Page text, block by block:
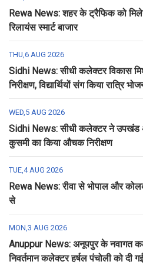
Rewa News: शहर के ट्रैफिक को
रिलायंस स्मार्ट बाजार
THU,6 AUG 2026
Sidhi News: सीधी कलेक्टर विकास
निरीक्षण, विद्यार्थियों संग किया रात्रि
WED,5 AUG 2026
Sidhi News: सीधी कलेक्टर ने उपखंड
कुसमी का किया औचक निरीक्षण
TUE,4 AUG 2026
Rewa News: रीवा से भोपाल और
से
MON,3 AUG 2026
Anuppur News: अनूपपुर के नवागत
निवर्तमान कलेक्टर हर्षल पंचोली को दी